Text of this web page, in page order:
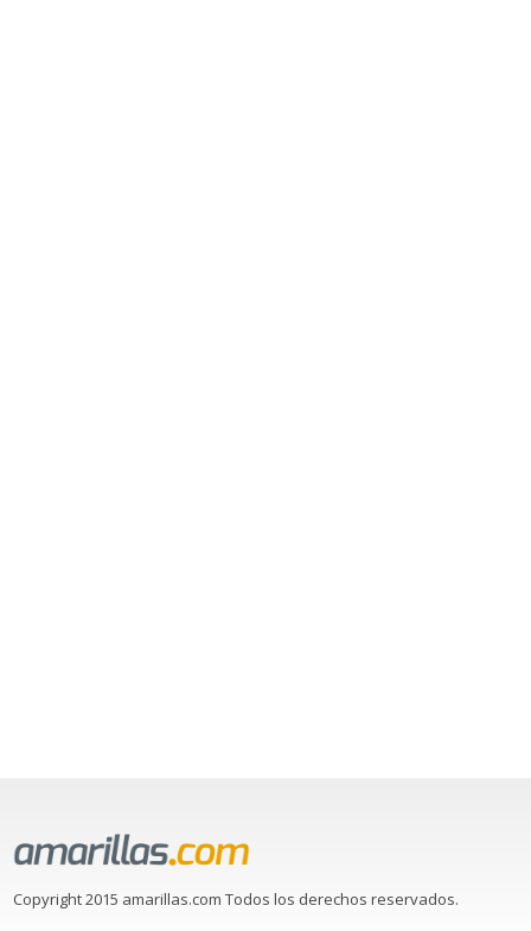
Copyright 2015 amarillas.com Todos los derechos reservados.